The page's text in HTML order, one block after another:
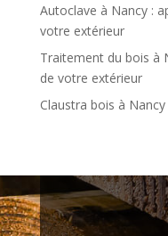
Autoclave à Nancy :
votre extérieur
Traitement du bois à
de votre extérieur
Claustra bois à